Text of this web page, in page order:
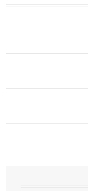
التي ارتبطت
خاصة، حيث يحرص